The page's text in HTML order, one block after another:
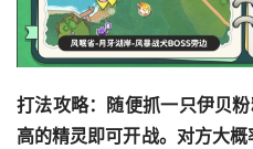
打法攻略：随便抓一只伊贝
高的精灵即可开战。对方大